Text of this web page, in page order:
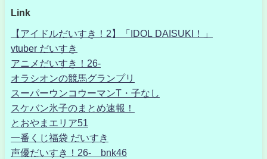
Link
【アイドルだいすき！2】「IDOL DAISUKI！」
vtuber だいすき
アニメだいすき！26-
オラシオンの競馬グランプリ
スーパーウンコウーマンT・子なし
スケバン氷子のまとめ速報！
とおやまエリア51
一番くじ福袋 だいすき
声優だいすき！26- bnk46